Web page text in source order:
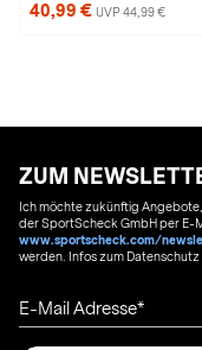
40,99 € UVP 44,99 €
ZUM
Ich möchte zukünftig
der SportScheck GmbH per E-
www.sportscheck.com/
werden. Infos zum
E-Mail Adresse